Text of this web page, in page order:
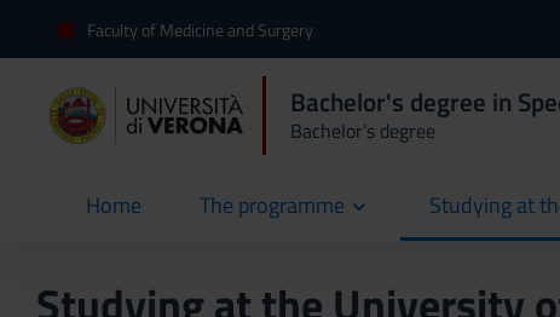
Faculty of Medicine and Surgery
Bachelor's degree in
Bachelor's degree
Home
current The programme Studying at